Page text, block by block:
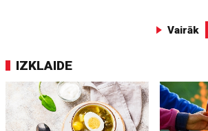
Vairāk
IZKLAIDE